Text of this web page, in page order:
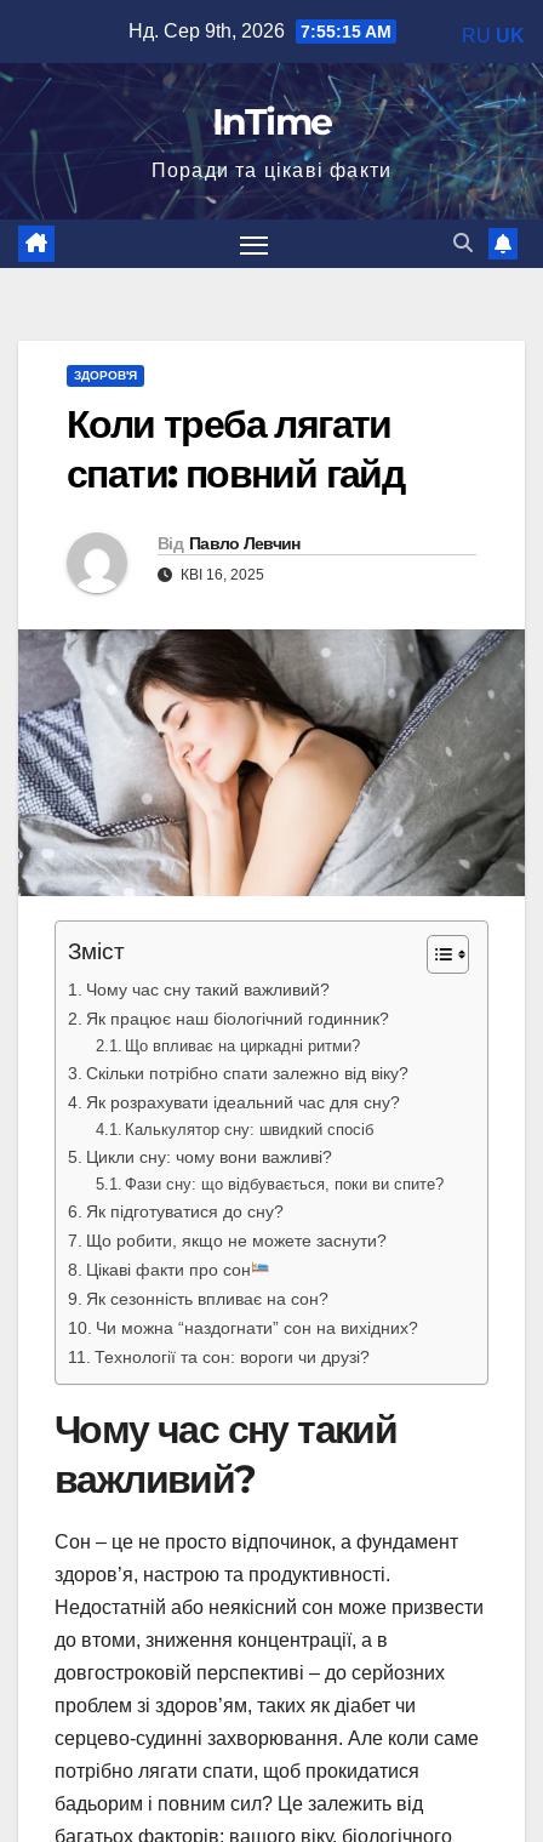
вмісту
Нд. Сер 9th, 2026 7:55:16 AM
InTime
Поради та цікаві факти
ЗДОРОВ'Я
Коли треба лягати
спати: повний гайд
Від Павло Левчин
КВІ 16, 2025
Зміст
Чому час сну такий важливий?
Як працює наш біологічний годинник?
Що впливає на циркадні ритми?
Скільки потрібно спати залежно від віку?
Як розрахувати ідеальний час для сну?
Калькулятор сну: швидкий спосіб
Цикли сну: чому вони важливі?
Фази сну: що відбувається, поки ви спите?
Як підготуватися до сну?
Що робити, якщо не можете заснути?
Цікаві факти про сон
Як сезонність впливає на сон?
Чи можна “наздогнати” сон на вихідних?
Технології та сон: вороги чи друзі?
Чому час сну такий
важливий?
Сон – це не просто відпочинок, а фундамент
здоров’я, настрою та продуктивності.
Недостатній або неякісний сон може призвести
до втоми, зниження концентрації, а в
довгостроковій перспективі – до серйозних
проблем зі здоров’ям, таких як діабет чи
серцево-судинні захворювання. Але коли саме
потрібно лягати спати, щоб прокидатися
бадьорим і повним сил? Це залежить від
багатьох факторів: вашого віку, біологічного
RU UK